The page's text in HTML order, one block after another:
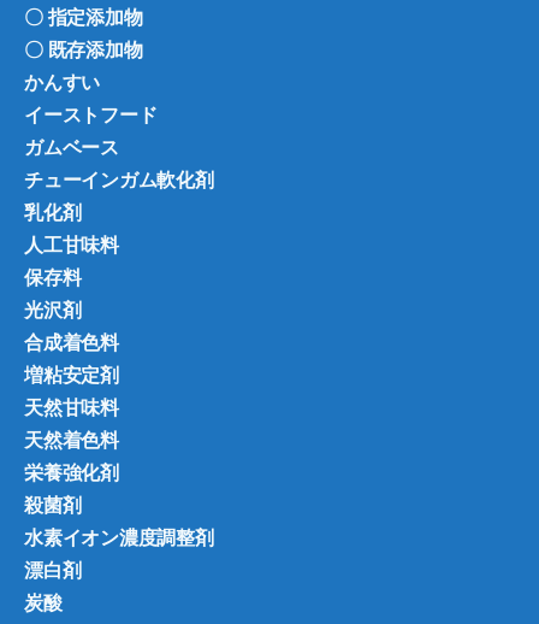
〇 指定添加物
〇 既存添加物
かんすい
イーストフード
ガムベース
チューインガム軟化剤
乳化剤
人工甘味料
保存料
光沢剤
合成着色料
増粘安定剤
天然甘味料
天然着色料
栄養強化剤
殺菌剤
水素イオン濃度調整剤
漂白剤
炭酸